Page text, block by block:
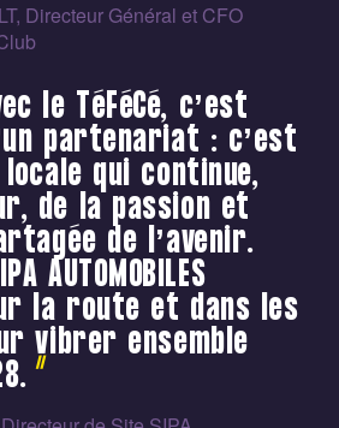
Directeur Général et CFO
le TéFéCé, c’est
partenariat : c’est
qui continue,
de la passion et
de l’avenir.
AUTOMOBILES
la route et dans les
vibrer ensemble